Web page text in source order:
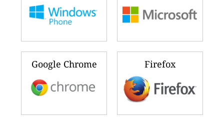
Google Chrome Firefox